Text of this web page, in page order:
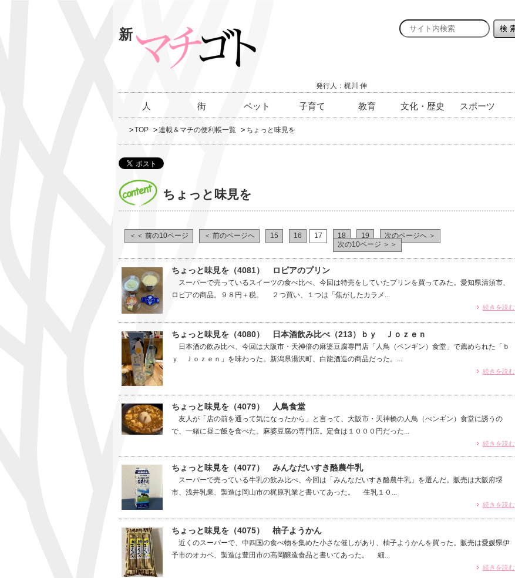
新
発行人：梶川 伸
人 街 ペット 子育て 教育 文化・歴史 スポーツ
TOP 連載＆マチの便利帳一覧 ちょっと味見を
ちょっと味見を
＜＜ 前の10ページ ＜ 前のページへ 15 16 17 18 19
次のページへ ＞
次の10ページ ＞＞
ちょっと味見を（4081） ロピアのプリン
スーパーで売っているスイーツの食べ比べ、今回は特売をしていたプリンを買ってみた。愛知県清須市、
ロピアの商品。９８円＋税。 ２つ買い、１つは「焦がしたカラメ...
続きを読む
ちょっと味見を（4080） 日本酒飲み比べ（213）ｂｙ Ｊｏｚｅｎ
日本酒の飲み比べ、今回は大阪市・天神倍の麻婆豆腐専門店「人鳥（ペンギン）食堂」で薦められた「ｂ
ｙ Ｊｏｚｅｎ」を味わった。新潟県湯沢町、白龍酒造の商品だった。...
続きを読む
ちょっと味見を（4079） 人鳥食堂
友人が「店の前を通って気になったから」と言って、大阪市・天神橋の人鳥（ぺンギン）食堂に誘うの
で、一緒に昼ご飯を食べた。麻婆豆腐の専門店。定食は１０００円だった...
続きを読む
ちょっと味見を（4077） みんなだいすき酪農牛乳
スーパーで売っている牛乳の飲み比べ、今回は「みんなだいすき酪農牛乳」を選んだ。販売は大阪府堺
市、浅井乳業、製造は岡山市の梶原乳業と書いてあった。 生乳１０...
続きを読む
ちょっと味見を（4075） 柚子ようかん
近くのスーパーで、中四国の食べ物を集めた小さな催しがあり、柚子ようかんを買った。販売は愛媛県伊
予市のオカベ、製造は豊田市の高岡醸造食品と書いてあった。 細...
続きを読む